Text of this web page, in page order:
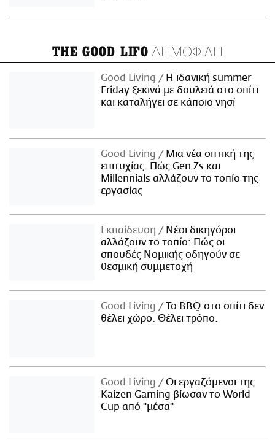
THE GOOD LIFO ΔΗΜΟΦΙΛΗ
Good Living
Η ιδανική summer
Friday ξεκινά με δουλειά στο σπίτι
και καταλήγει σε κάποιο νησί
Good Living
Μια νέα οπτική της
επιτυχίας: Πώς Gen Zs και
Millennials αλλάζουν το τοπίο της
εργασίας
Εκπαίδευση
Νέοι δικηγόροι
αλλάζουν το τοπίο: Πώς οι
σπουδές Νομικής οδηγούν σε
θεσμική συμμετοχή
Good Living
Το BBQ στο σπίτι δεν
θέλει χώρο. Θέλει τρόπο.
Good Living
Οι εργαζόμενοι της
Kaizen Gaming βίωσαν το World
Cup από "μέσα"